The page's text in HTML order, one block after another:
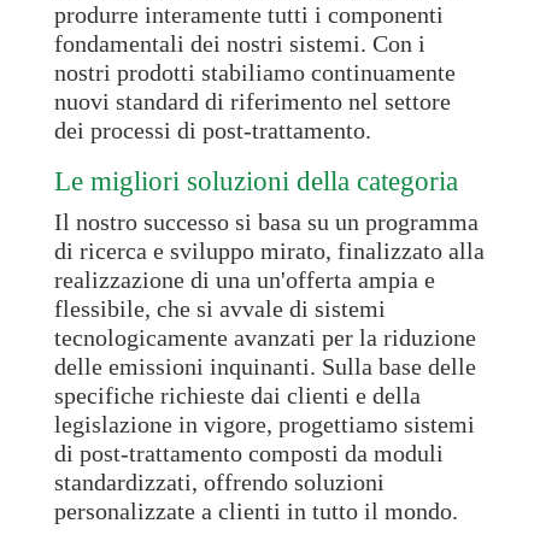
produrre interamente tutti i componenti
fondamentali dei nostri sistemi. Con i
nostri prodotti stabiliamo continuamente
nuovi standard di riferimento nel settore
dei processi di post-trattamento.
Le migliori soluzioni della categoria
Il nostro successo si basa su un programma
di ricerca e sviluppo mirato, finalizzato alla
realizzazione di una un'offerta ampia e
flessibile, che si avvale di sistemi
tecnologicamente avanzati per la riduzione
delle emissioni inquinanti. Sulla base delle
specifiche richieste dai clienti e della
legislazione in vigore, progettiamo sistemi
di post-trattamento composti da moduli
standardizzati, offrendo soluzioni
personalizzate a clienti in tutto il mondo.